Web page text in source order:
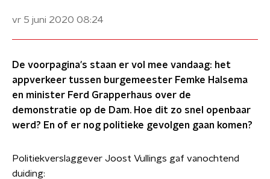
vr 5 juni 2020 08:24
De voorpagina's staan er vol mee vandaag: het
appverkeer tussen burgemeester Femke Halsema
en minister Ferd Grapperhaus over de
demonstratie op de Dam. Hoe dit zo snel openbaar
werd? En of er nog politieke gevolgen gaan komen?
Politiekverslaggever Joost Vullings gaf vanochtend
duiding: